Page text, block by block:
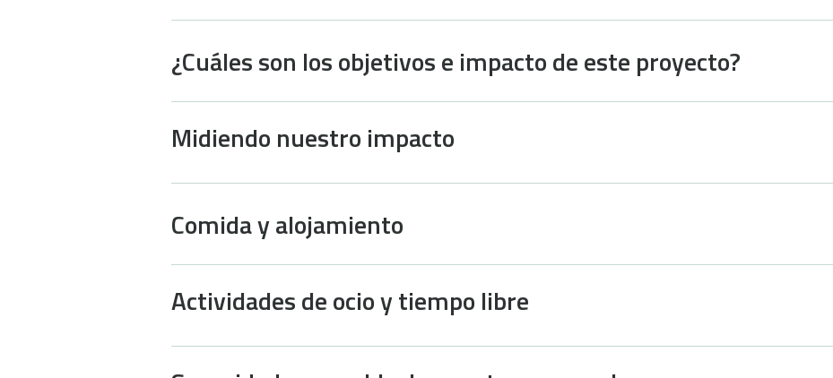
¿Cuáles son los objetivos e impacto de este proyecto?
Midiendo nuestro impacto
Comida y alojamiento
Actividades de ocio y tiempo libre